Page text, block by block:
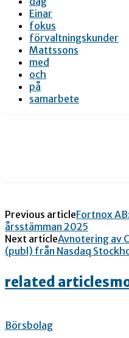
Einar
fokus
förvaltningskunder
Mattssons
med
och
på
samarbete
Previous articleFortnox
årsstämman 2025
Next articleAvnotering av
(publ) från Nasdaq
related articles
Börsbolag